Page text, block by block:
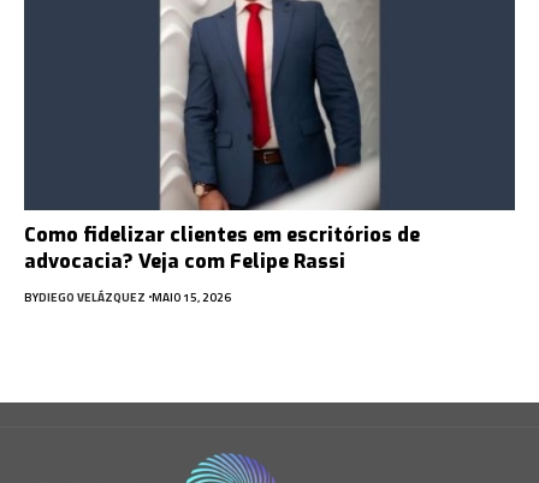
Como fidelizar clientes em escritórios de
advocacia? Veja com Felipe Rassi
BYDIEGO VELÁZQUEZ MAIO 15, 2026